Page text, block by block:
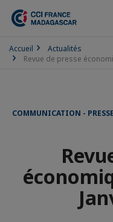
Accueil
Actualités
Revue de presse
COMMUNICATION - PRESSE